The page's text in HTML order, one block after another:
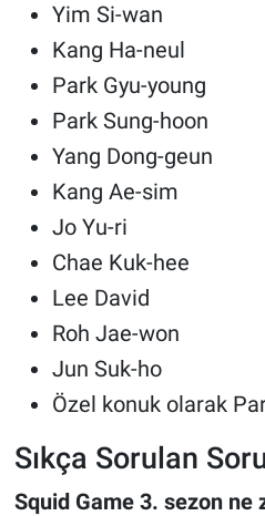
Yim Si-wan
Kang Ha-neul
Park Gyu-young
Park Sung-hoon
Yang Dong-geun
Kang Ae-sim
Jo Yu-ri
Chae Kuk-hee
Lee David
Roh Jae-won
Jun Suk-ho
Özel konuk olarak
Sıkça Sorulan
Squid Game 3. sezon ne